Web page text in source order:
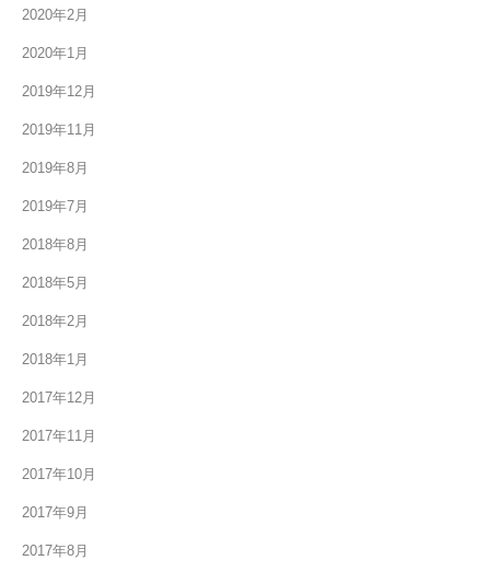
2020年2月
2020年1月
2019年12月
2019年11月
2019年8月
2019年7月
2018年8月
2018年5月
2018年2月
2018年1月
2017年12月
2017年11月
2017年10月
2017年9月
2017年8月